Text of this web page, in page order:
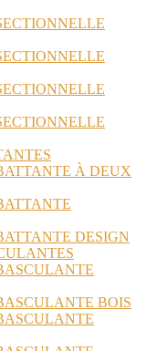
À DEUX
DESIGN
BOIS